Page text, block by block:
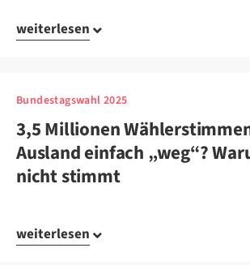
weiterlesen
Bundestagswahl 2025
3,5 Millionen
Ausland einfach „weg“?
nicht stimmt
weiterlesen